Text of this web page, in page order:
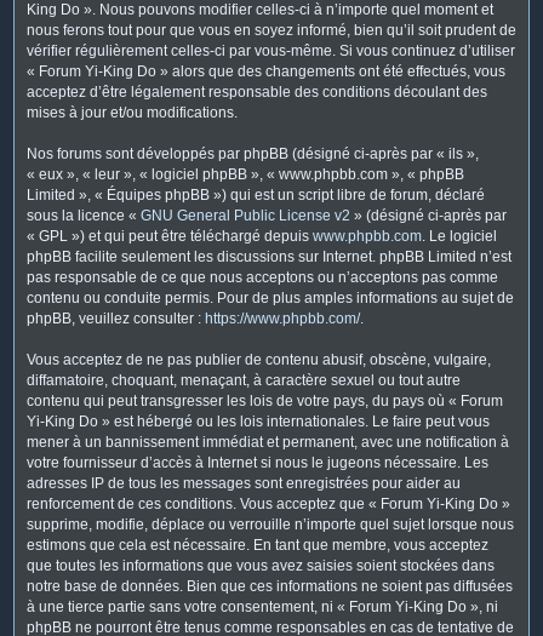
King Do ». Nous pouvons modifier celles-ci à n’importe quel moment et
nous ferons tout pour que vous en soyez informé, bien qu’il soit prudent de
vérifier régulièrement celles-ci par vous-même. Si vous continuez d’utiliser
« Forum Yi-King Do » alors que des changements ont été effectués, vous
acceptez d’être légalement responsable des conditions découlant des
mises à jour et/ou modifications.
Nos forums sont développés par phpBB (désigné ci-après par « ils »,
« eux », « leur », « logiciel phpBB », « www.phpbb.com », « phpBB
Limited », « Équipes phpBB ») qui est un script libre de forum, déclaré
sous la licence « GNU General Public License v2 » (désigné ci-après par
« GPL ») et qui peut être téléchargé depuis www.phpbb.com. Le logiciel
phpBB facilite seulement les discussions sur Internet. phpBB Limited n’est
pas responsable de ce que nous acceptons ou n’acceptons pas comme
contenu ou conduite permis. Pour de plus amples informations au sujet de
phpBB, veuillez consulter : https://www.phpbb.com/.
Vous acceptez de ne pas publier de contenu abusif, obscène, vulgaire,
diffamatoire, choquant, menaçant, à caractère sexuel ou tout autre
contenu qui peut transgresser les lois de votre pays, du pays où « Forum
Yi-King Do » est hébergé ou les lois internationales. Le faire peut vous
mener à un bannissement immédiat et permanent, avec une notification à
votre fournisseur d’accès à Internet si nous le jugeons nécessaire. Les
adresses IP de tous les messages sont enregistrées pour aider au
renforcement de ces conditions. Vous acceptez que « Forum Yi-King Do »
supprime, modifie, déplace ou verrouille n’importe quel sujet lorsque nous
estimons que cela est nécessaire. En tant que membre, vous acceptez
que toutes les informations que vous avez saisies soient stockées dans
notre base de données. Bien que ces informations ne soient pas diffusées
à une tierce partie sans votre consentement, ni « Forum Yi-King Do », ni
phpBB ne pourront être tenus comme responsables en cas de tentative de